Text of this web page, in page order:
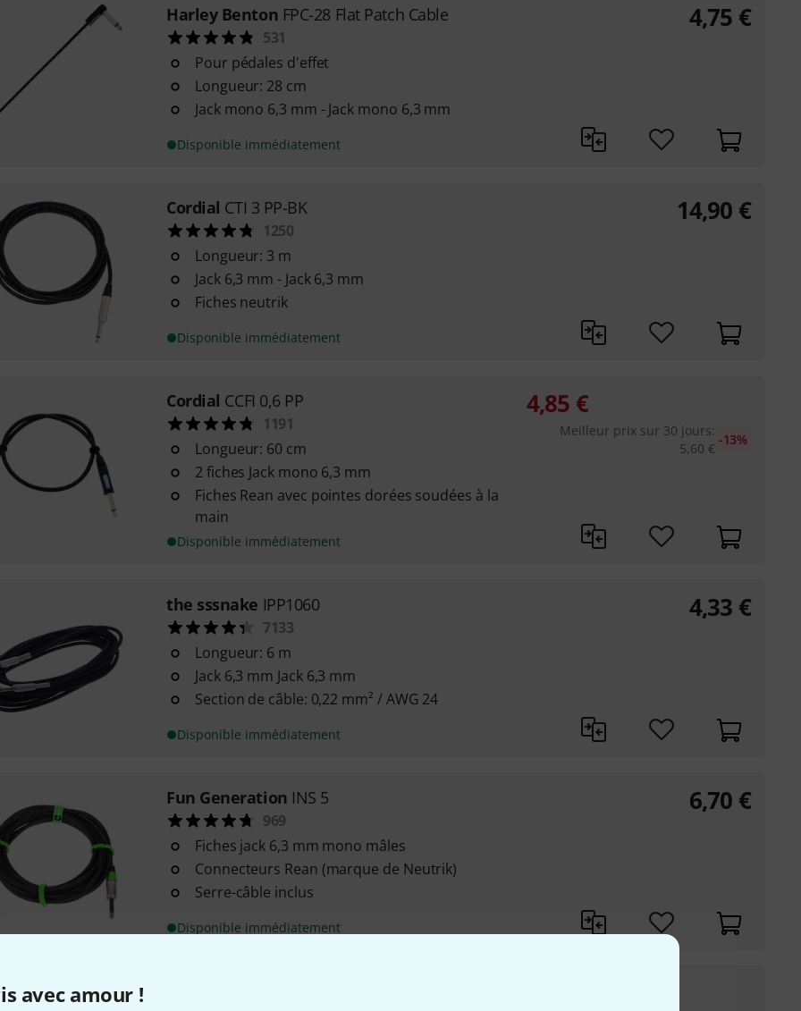
avec amour !
Harley Benton FPC-28 Flat Patch Cable
531
Pour pédales d'effet
Longueur: 28 cm
Jack mono 6,3 mm - Jack mono 6,3 mm
Disponible immédiatement
4,75 €
Cordial CTI 3 PP-BK
1250
Longueur: 3 m
Jack 6,3 mm - Jack 6,3 mm
Fiches neutrik
Disponible immédiatement
14,90 €
Cordial CCFI 0,6 PP
1191
Longueur: 60 cm
2 fiches Jack mono 6,3 mm
Fiches Rean avec pointes dorées soudées à la
main
Disponible immédiatement
4,85 €
Meilleur prix sur 30 jours:
5,60 €
-13%
the sssnake IPP1060
7133
Longueur: 6 m
Jack 6,3 mm Jack 6,3 mm
Section de câble: 0,22 mm² / AWG 24
Disponible immédiatement
4,33 €
Fun Generation INS 5
969
Fiches jack 6,3 mm mono mâles
Connecteurs Rean (marque de Neutrik)
Serre-câble inclus
Disponible immédiatement
6,70 €